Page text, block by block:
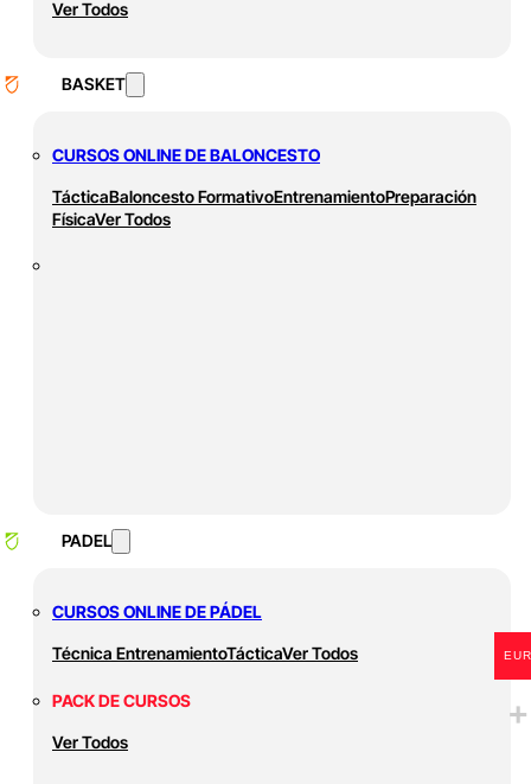
Ver Todos
BASKET
CURSOS ONLINE DE BALONCESTO
TácticaBaloncesto FormativoEntrenamientoPreparación
FísicaVer Todos
PADEL
CURSOS ONLINE DE PÁDEL
Técnica EntrenamientoTácticaVer Todos
PACK DE CURSOS
Ver Todos
EUR